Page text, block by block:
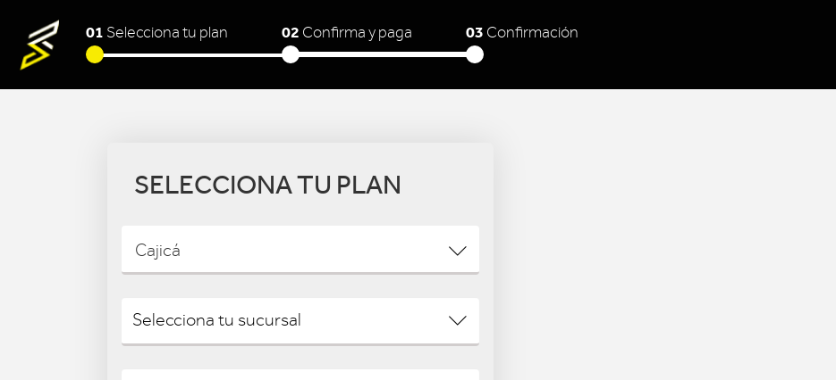
01 Selecciona tu plan 02 Confirma y paga 03 Confirmación
SELECCIONA TU PLAN
Cajicá